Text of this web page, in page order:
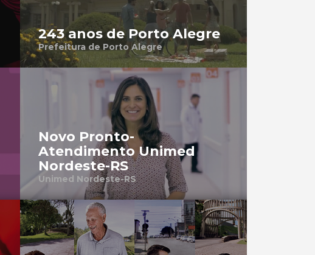
243 anos de Porto Alegre
Prefeitura de Porto Alegre
Novo Pronto-
Atendimento Unimed
Nordeste-RS
Unimed Nordeste-RS